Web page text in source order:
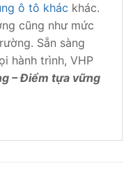
ô tô khác khác.
cũng như mức
Sẵn sàng
hành trình, VHP
– Điểm tựa vững